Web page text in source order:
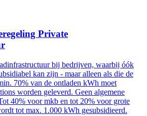
Private
bij bedrijven, waarbij óók
kan zijn - maar alleen als die de
70% van de ontladen kWh moet
worden geleverd. Geen algemene
40% voor mkb en tot 20% voor grote
tot max. 1.000 kWh gesubsidieerd.